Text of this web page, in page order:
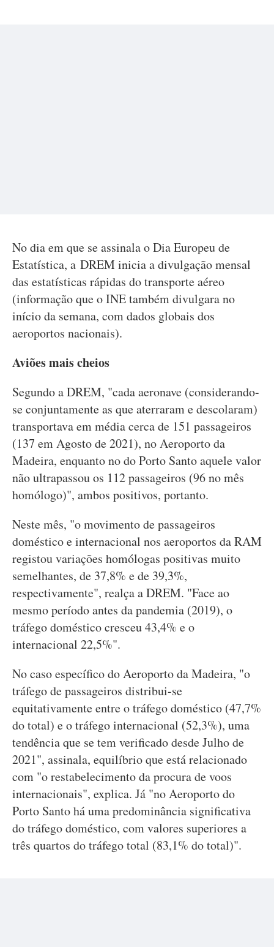
No dia em que se assinala o Dia Europeu de
Estatística, a DREM inicia a divulgação mensal
das estatísticas rápidas do transporte aéreo
(informação que o INE também divulgara no
início da semana, com dados globais dos
aeroportos nacionais).
Aviões mais cheios
Segundo a DREM, "cada aeronave (considerando-
se conjuntamente as que aterraram e descolaram)
transportava em média cerca de 151 passageiros
(137 em Agosto de 2021), no Aeroporto da
Madeira, enquanto no do Porto Santo aquele valor
não ultrapassou os 112 passageiros (96 no mês
homólogo)", ambos positivos, portanto.
Neste mês, "o movimento de passageiros
doméstico e internacional nos aeroportos da RAM
registou variações homólogas positivas muito
semelhantes, de 37,8% e de 39,3%,
respectivamente", realça a DREM. "Face ao
mesmo período antes da pandemia (2019), o
tráfego doméstico cresceu 43,4% e o
internacional 22,5%".
No caso específico do Aeroporto da Madeira, "o
tráfego de passageiros distribui-se
equitativamente entre o tráfego doméstico (47,7%
do total) e o tráfego internacional (52,3%), uma
tendência que se tem verificado desde Julho de
2021", assinala, equilíbrio que está relacionado
com "o restabelecimento da procura de voos
internacionais", explica. Já "no Aeroporto do
Porto Santo há uma predominância significativa
do tráfego doméstico, com valores superiores a
três quartos do tráfego total (83,1% do total)".